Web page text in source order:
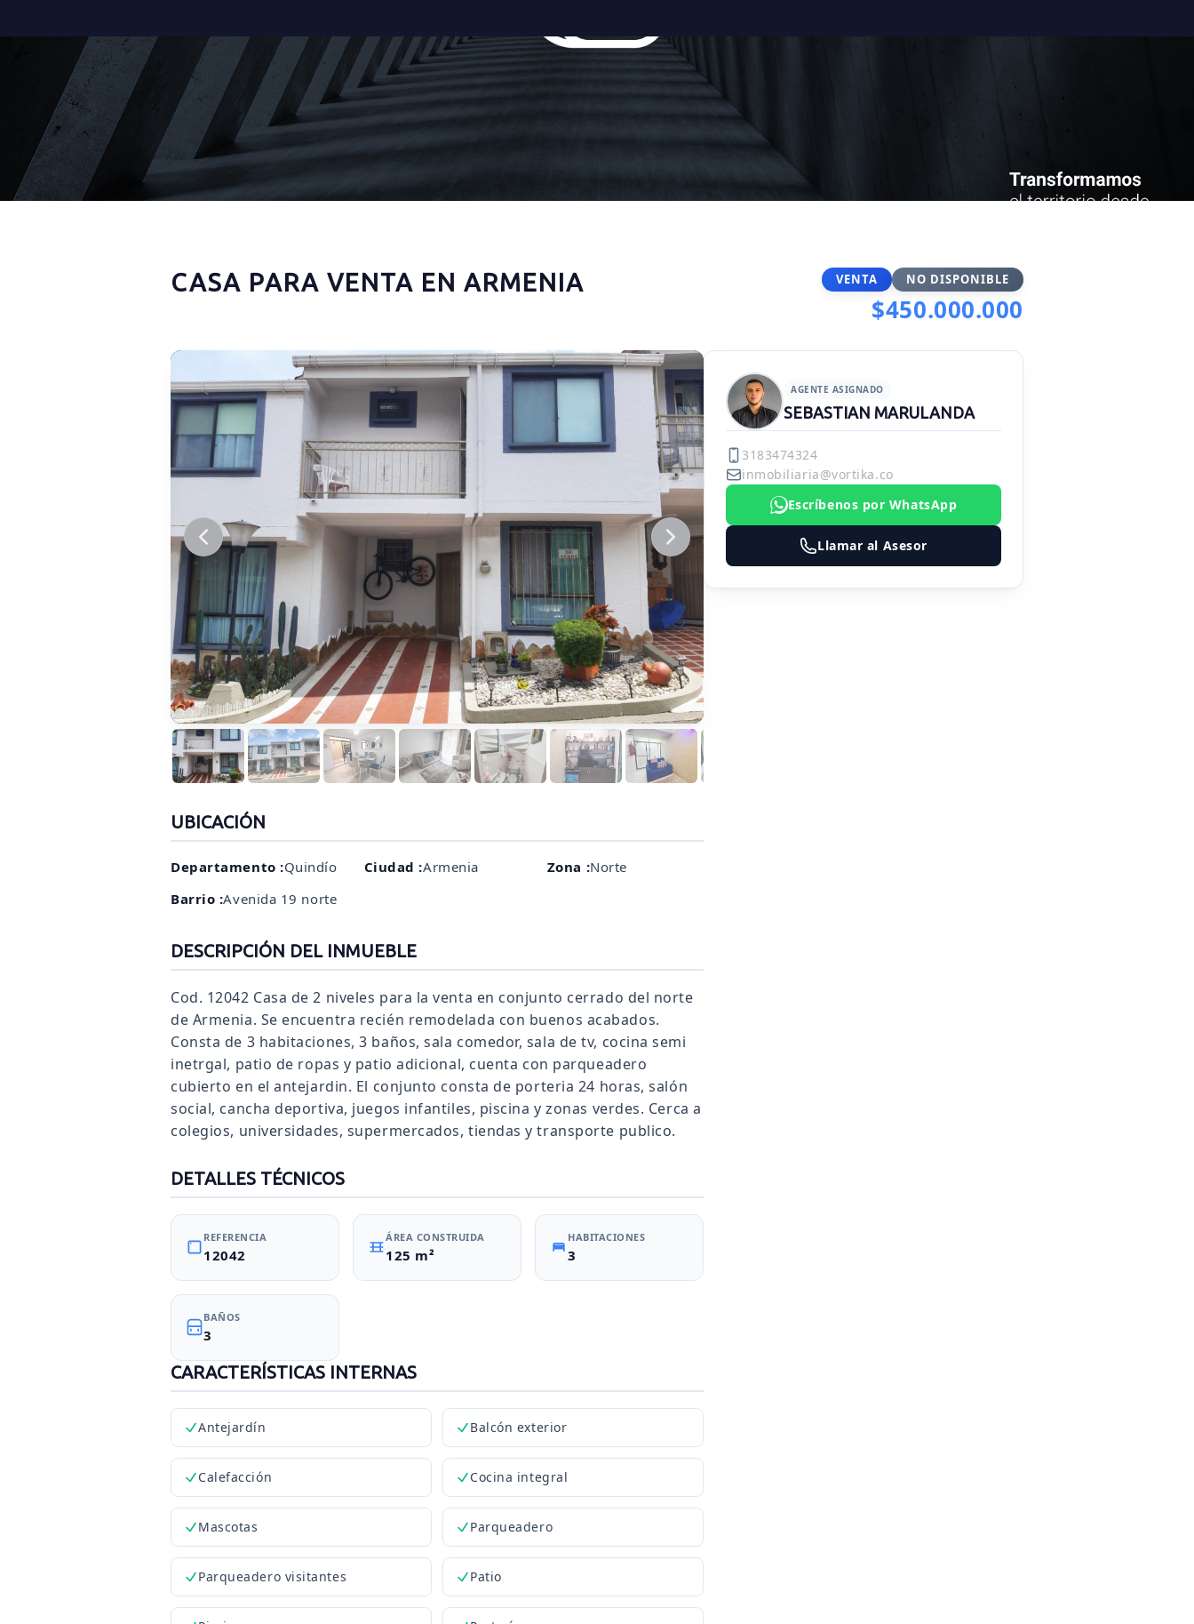
CASA PARA VENTA EN ARMENIA VENTA NO DISPONIBLE
$450.000.000
UBICACIÓN
Departamento :Quindío Ciudad :Armenia Zona :Norte
Barrio :Avenida 19 norte
DESCRIPCIÓN DEL INMUEBLE
Cod. 12042 Casa de 2 niveles para la venta en conjunto cerrado del norte
de Armenia. Se encuentra recién remodelada con buenos acabados.
Consta de 3 habitaciones, 3 baños, sala comedor, sala de tv, cocina semi
inetrgal, patio de ropas y patio adicional, cuenta con parqueadero
cubierto en el antejardin. El conjunto consta de porteria 24 horas, salón
social, cancha deportiva, juegos infantiles, piscina y zonas verdes. Cerca a
colegios, universidades, supermercados, tiendas y transporte publico.
DETALLES TÉCNICOS
REFERENCIA
12042
ÁREA CONSTRUIDA
125 m²
HABITACIONES
3
BAÑOS
3
CARACTERÍSTICAS INTERNAS
Antejardín Balcón exterior
Calefacción Cocina integral
Mascotas Parqueadero
Parqueadero visitantes Patio
AGENTE ASIGNADO
SEBASTIAN MARULANDA
3183474324
inmobiliaria@vortika.co
Escríbenos por WhatsApp
Llamar al Asesor